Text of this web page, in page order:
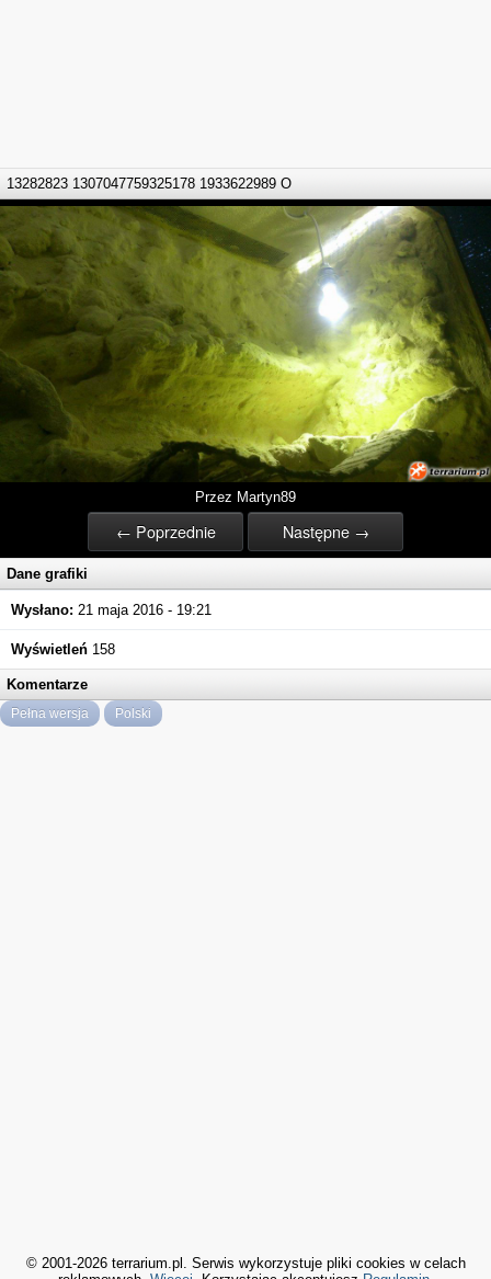
13282823 1307047759325178 1933622989 O
Przez Martyn89
← Poprzednie Następne →
Dane grafiki
Wysłano: 21 maja 2016 - 19:21
Wyświetleń 158
Komentarze
Pełna wersja Polski
© 2001-2026 terrarium.pl. Serwis wykorzystuje pliki cookies w celach